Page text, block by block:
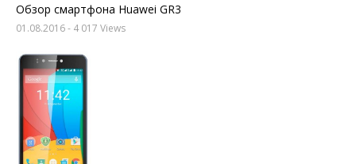
Обзор смартфона Huawei GR3
01.08.2016- 4 017 Views